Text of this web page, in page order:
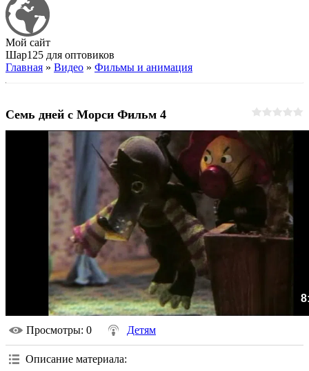
Мой сайт
Шар125 для оптовиков
Главная » Видео » Фильмы и анимация
Семь дней с Морси Фильм 4
Просмотры: 0 Детям
Описание материала: